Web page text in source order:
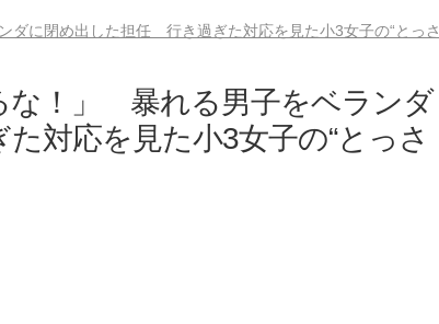
ダに閉め出した担任 行き過ぎた対応を見た小3女子の“とっさ
な！」 暴れる男子をベランダ
対応を見た小3女子の“とっさ